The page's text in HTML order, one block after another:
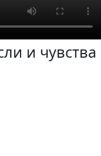
и чувства